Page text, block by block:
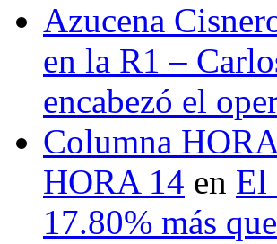
Azucena
en la R1 –
encabezó el
Columna
HORA 14 en El
17.80% más